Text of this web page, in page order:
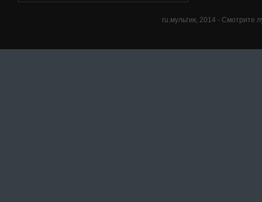
ru.мультик, 2014 - Смотрите